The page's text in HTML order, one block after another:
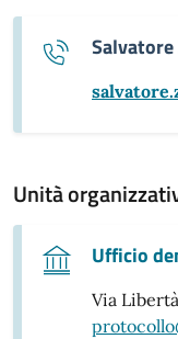
Unità
Ufficio
Via